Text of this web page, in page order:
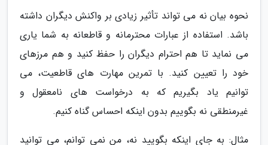
نحوه بیان نه می تواند تأثیر زیادی بر واکنش دیگران داشته
باشد. استفاده از عبارات محترمانه و قاطعانه به شما یاری
می نماید تا هم احترام دیگران را حفظ کنید و هم مرزهای
خود را تعیین کنید. با تمرین مهارت های قاطعیت، می
توانیم یاد بگیریم که به درخواست های نامعقول و
غیرمنطقی نه بگوییم بدون اینکه احساس گناه کنیم.
مثال: به جای اینکه بگویید نه، من نمی توانم، می توانید